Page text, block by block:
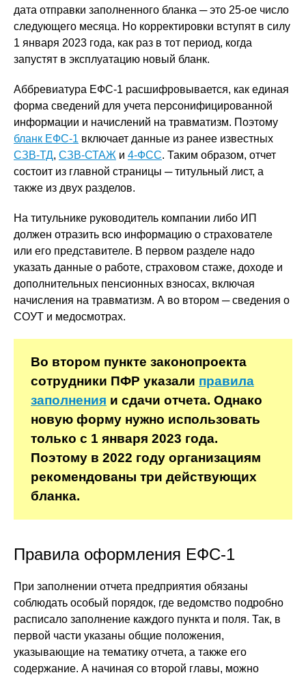
дата отправки заполненного бланка ─ это 25-ое число
следующего месяца. Но корректировки вступят в силу
1 января 2023 года, как раз в тот период, когда
запустят в эксплуатацию новый бланк.
Аббревиатура ЕФС-1 расшифровывается, как единая
форма сведений для учета персонифицированной
информации и начислений на травматизм. Поэтому
бланк ЕФС-1 включает данные из ранее известных
СЗВ-ТД, СЗВ-СТАЖ и 4-ФСС. Таким образом, отчет
состоит из главной страницы ─ титульный лист, а
также из двух разделов.
На титульнике руководитель компании либо ИП
должен отразить всю информацию о страхователе
или его представителе. В первом разделе надо
указать данные о работе, страховом стаже, доходе и
дополнительных пенсионных взносах, включая
начисления на травматизм. А во втором ─ сведения о
СОУТ и медосмотрах.
Во втором пункте законопроекта
сотрудники ПФР указали правила
заполнения и сдачи отчета. Однако
новую форму нужно использовать
только с 1 января 2023 года.
Поэтому в 2022 году организациям
рекомендованы три действующих
бланка.
Правила оформления ЕФС-1
При заполнении отчета предприятия обязаны
соблюдать особый порядок, где ведомство подробно
расписало заполнение каждого пункта и поля. Так, в
первой части указаны общие положения,
указывающие на тематику отчета, а также его
содержание. А начиная со второй главы, можно